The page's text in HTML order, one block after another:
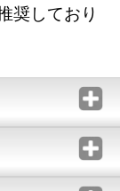
奨しており